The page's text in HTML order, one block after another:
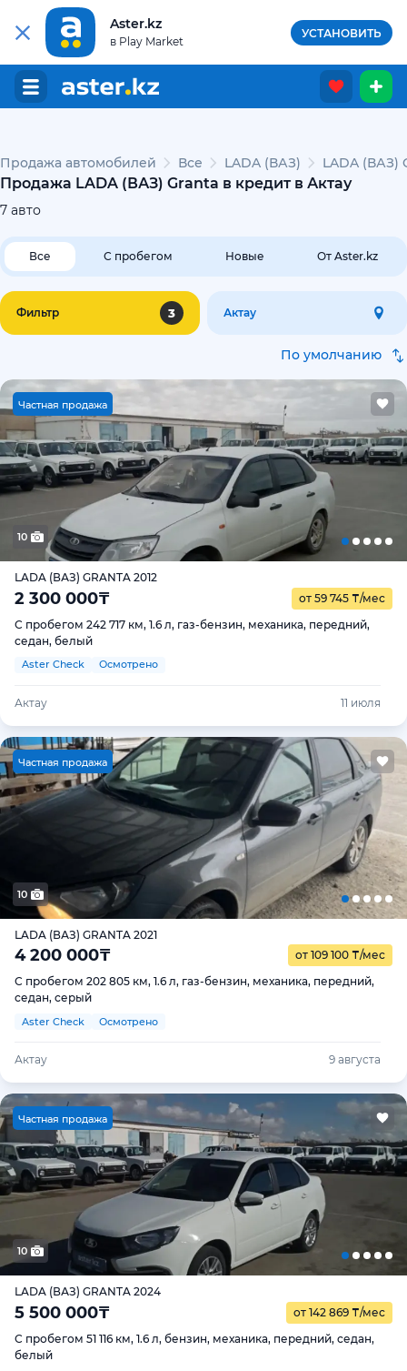
Aster.kz
в Play Market
УСТАНОВИТЬ
Продажа автомобилей Все LADA (ВАЗ) LADA (ВАЗ)
Продажа LADA (ВАЗ) Granta в кредит в Актау
7 авто
Все С пробегом Новые От Aster.kz
Фильтр 3 Актау
По умолчанию
Частная продажа
10
LADA (ВАЗ) GRANTA 2012
2 300 000₸ от 59 745 ₸/мес
С пробегом 242 717 км, 1.6 л, газ-бензин, механика, передний,
седан, белый
Aster Check Осмотрено
Актау 11 июля
Частная продажа
10
LADA (ВАЗ) GRANTA 2021
4 200 000₸ от 109 100 ₸/мес
С пробегом 202 805 км, 1.6 л, газ-бензин, механика, передний,
седан, серый
Aster Check Осмотрено
Актау 9 августа
Частная продажа
10
LADA (ВАЗ) GRANTA 2024
5 500 000₸ от 142 869 ₸/мес
С пробегом 51 116 км, 1.6 л, бензин, механика, передний, седан,
белый